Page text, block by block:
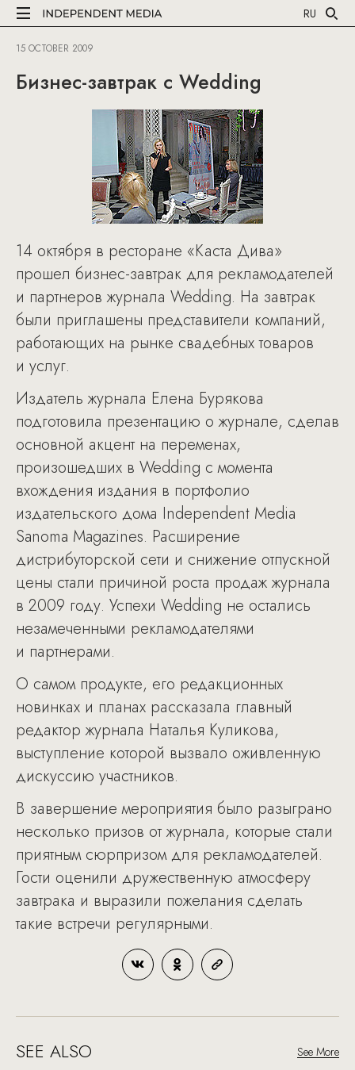
RU
15 OCTOBER 2009
Бизнес-завтрак с Wedding
14 октября в ресторане «Каста Дива»
прошел бизнес-завтрак для рекламодателей
и партнеров журнала Wedding. На завтрак
были приглашены представители компаний,
работающих на рынке свадебных товаров
и услуг.
Издатель журнала Елена Бурякова
подготовила презентацию о журнале, сделав
основной акцент на переменах,
произошедших в Wedding с момента
вхождения издания в портфолио
издательского дома Independent Media
Sanoma Magazines. Расширение
дистрибуторской сети и снижение отпускной
цены стали причиной роста продаж журнала
в 2009 году. Успехи Wedding не остались
незамеченными рекламодателями
и партнерами.
О самом продукте, его редакционных
новинках и планах рассказала главный
редактор журнала Наталья Куликова,
выступление которой вызвало оживленную
дискуссию участников.
В завершение мероприятия было разыграно
несколько призов от журнала, которые стали
приятным сюрпризом для рекламодателей.
Гости оценили дружественную атмосферу
завтрака и выразили пожелания сделать
такие встречи регулярными.
SEE ALSO See More